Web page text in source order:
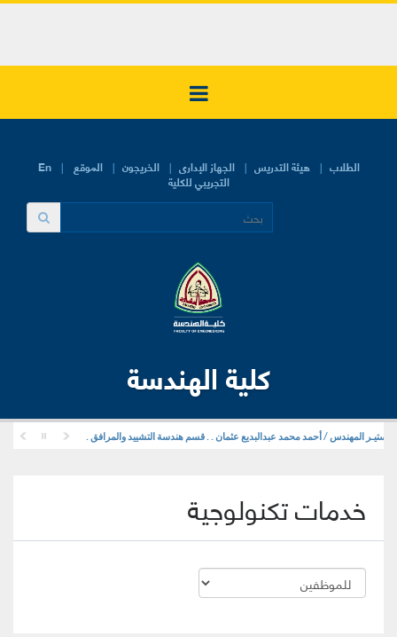
En الطلاب هيئة التدريس الجهاز الإدارى الخريجون الموقع
التجريبي للكلية
كلية الهندسة
المهندس / أحمد محمد عبدالبديع عثمان . . قسم هندسة التشييد والمرافق .
خدمات تكنولوجية